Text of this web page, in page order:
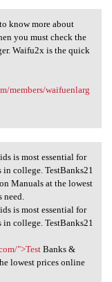
to
know more about
you must check the
Waifu2x is the quick
members/waifuenlarg
aids
is most essential for
in college. TestBanks21
Manuals at the lowest
need.
is most essential for
in college. TestBanks21
">TestBanks &
lowest prices online